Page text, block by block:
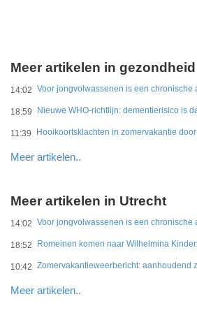
Meer artikelen in gezondheid
14:02
18:59 Nieuwe WHO-richtlijn: dementierisico is
11:39 Hooikoortsklachten in zomervakantie
Meer artikelen..
Meer artikelen in Utrecht
14:02
18:52 Romeinen komen naar Wilhelmina
10:42 Zomervakantieweerbericht: aanhoudend
Meer artikelen..